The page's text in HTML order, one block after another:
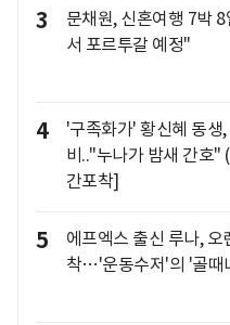
3
문채원, 신혼여행 7박
서 포르투갈 예정"
4
'구족화가' 황신혜 동생
비.."누나가 밤새 간호"
간포착]
5
에프엑스 출신 루나, 오
착…'운동수저'의 '골때